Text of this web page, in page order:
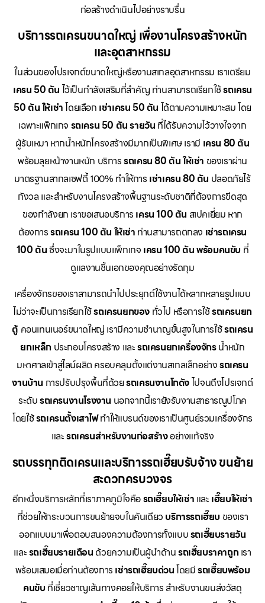
ก่อสร้างดำเนินไปอย่างราบรื่น
บริการรถเครนขนาดใหญ่ เพื่องานโครงสร้างหนัก
และอุตสาหกรรม
ในส่วนของโปรเจกต์ขนาดใหญ่หรืองานสเกลอุตสาหกรรม เราเตรียม
เครน 50 ตัน ไว้เป็นกำลังเสริมที่สำคัญ ท่านสามารถเรียกใช้รถเครน
50 ตัน ให้เช่าโดยเลือก เช่าเครน 50 ตัน ได้ตามความเหมาะสม โดย
เฉพาะแพ็กเกจ รถเครน 50 ตัน รายวัน ที่ได้รับความไว้วางใจจาก
ผู้รับเหมา หากน้ำหนักโครงสร้างมีมากเป็นพิเศษ เรามี เครน 80 ตัน
พร้อมลุยหน้างานหนัก บริการรถเครน 80 ตัน ให้เช่า ของเราผ่าน
มาตรฐานสากลเซฟตี้ 100% ทำให้การ เช่าเครน 80 ตัน ปลอดภัยไร้
กังวล และสำหรับงานโครงสร้างพื้นฐานระดับชาติที่ต้องการขีดสุด
ของกำลังยก เราขอเสนอบริการ เครน 100 ตัน สเปคเยี่ยม หาก
ต้องการรถเครน 100 ตัน ให้เช่า ท่านสามารถตกลง เช่ารถเครน
100 ตันซึ่งจะมาในรูปแบบแพ็กเกจ เครน 100 ตัน พร้อมคนขับ ที่
ดูแลงานชิ้นเอกของคุณอย่างรัดกุม
เครื่องจักรของเราสามารถนำไปประยุกต์ใช้งานได้หลากหลายรูปแบบ
ไม่ว่าจะเป็นการเรียกใช้รถเครนยกของ ทั่วไป หรือการใช้รถเครนยก
ตู้ คอนเทนเนอร์ขนาดใหญ่ เรามีความชำนาญขั้นสูงในการใช้รถเครน
ยกเหล็ก ประกอบโครงสร้าง และรถเครนยกเครื่องจักรน้ำหนัก
มหาศาลเข้าสู่ไลน์ผลิต ครอบคลุมตั้งแต่งานสเกลเล็กอย่างรถเครน
งานบ้าน การปรับปรุงพื้นที่ด้วยรถเครนงานโกดังไปจนถึงโปรเจกต์
ระดับรถเครนงานโรงงาน นอกจากนี้เรายังรับงานสาธารณูปโภค
โดยใช้รถเครนตั้งเสาไฟทำให้แบรนด์ของเราเป็นศูนย์รวมเครื่องจักร
และรถเครนสำหรับงานก่อสร้างอย่างแท้จริง
รถบรรทุกติดเครนและบริการรถเฮี๊ยบรับจ้าง ขนย้าย
สะดวกครบวงจร
อีกหนึ่งบริการหลักที่เราภาคภูมิใจคือรถเฮี๊ยบให้เช่า และ เฮี๊ยบให้เช่า
ที่ช่วยให้กระบวนการขนย้ายจบในคันเดียว บริการรถเฮี๊ยบ ของเรา
ออกแบบมาเพื่อตอบสนองความต้องการทั้งแบบรถเฮี๊ยบรายวัน
และรถเฮี๊ยบรายเดือน ด้วยความเป็นผู้นำด้านรถเฮี๊ยบราคาถูกเรา
พร้อมเสมอเมื่อท่านต้องการ เช่ารถเฮี๊ยบด่วนโดยมีรถเฮี๊ยบพร้อม
คนขับ ที่เชี่ยวชาญเส้นทางคอยให้บริการ สำหรับงานขนส่งวัสดุ